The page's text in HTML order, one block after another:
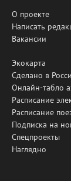
О проекте
Написать
Вакансии
Экокарта
Сделано в
Онлайн-табло
Расписание
Расписание
Подписка на
Спецпроекты
Наглядно